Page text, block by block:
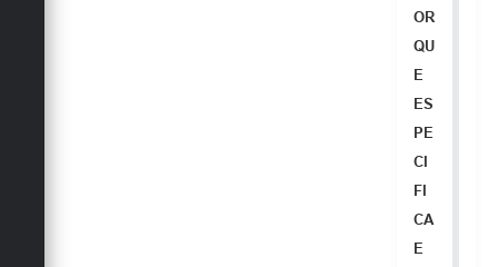
OR
QU
E
ES
PE
CI
FI
CA
E